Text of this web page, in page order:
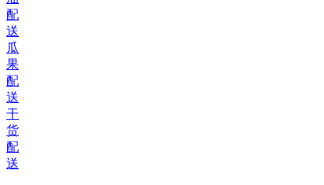
配
送
瓜
果
配
送
干
货
配
送